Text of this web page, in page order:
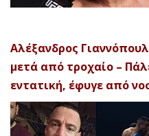
Αλέξανδρος
μετά από τροχαίο –
εντατική, έφυγε από